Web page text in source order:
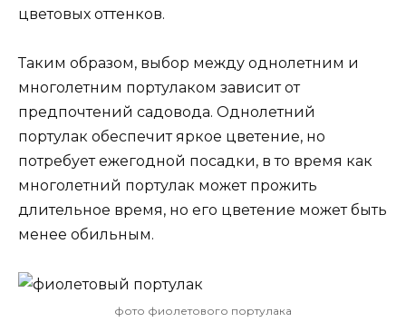
цветовых оттенков.
Таким образом, выбор между однолетним и
многолетним портулаком зависит от
предпочтений садовода. Однолетний
портулак обеспечит яркое цветение, но
потребует ежегодной посадки, в то время как
многолетний портулак может прожить
длительное время, но его цветение может быть
менее обильным.
фото фиолетового портулака